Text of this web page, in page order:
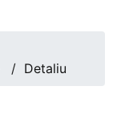
/ Detaliu